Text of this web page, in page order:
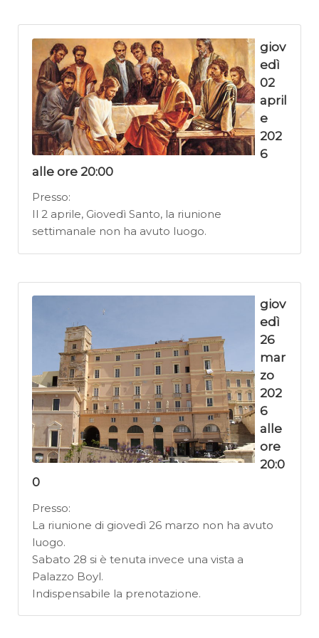
giov
edì
02
april
e
202
6
alle ore 20:00
Presso:
Il 2 aprile, Giovedì Santo, la riunione
settimanale non ha avuto luogo.
giov
edì
26
mar
zo
202
6
alle
ore
20:0
0
Presso:
La riunione di giovedì 26 marzo non ha avuto
luogo.
Sabato 28 si è tenuta invece una vista a
Palazzo Boyl.
Indispensabile la prenotazione.